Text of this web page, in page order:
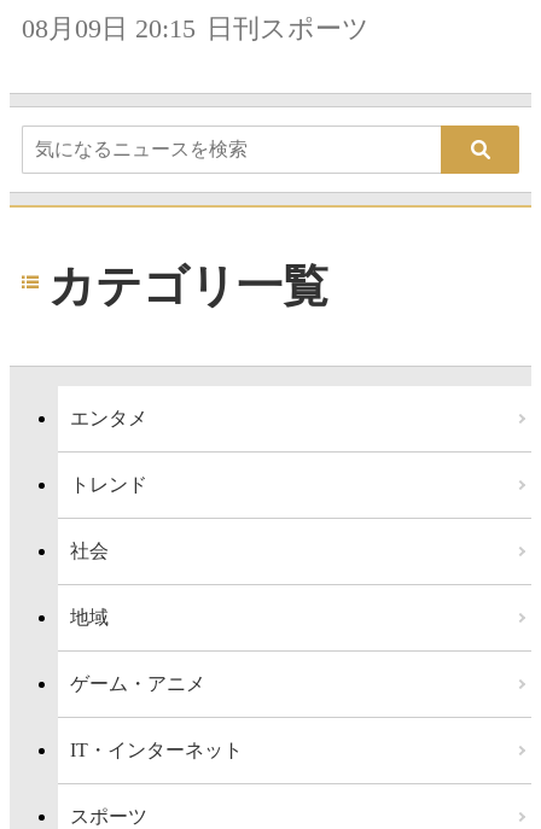
08月09日 20:15 日刊スポーツ
カテゴリ一覧
エンタメ
トレンド
社会
地域
ゲーム・アニメ
IT・インターネット
スポーツ